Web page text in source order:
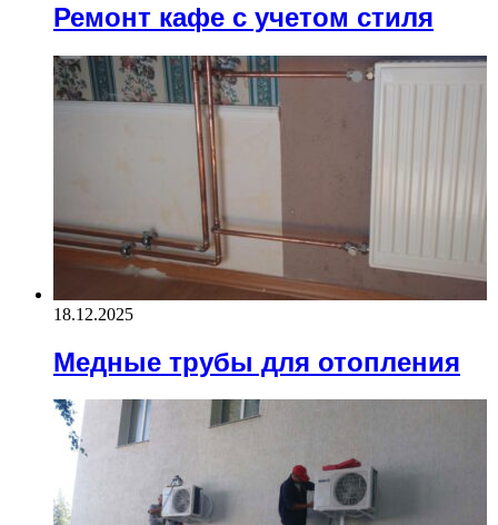
Ремонт кафе с учетом стиля
18.12.2025
Медные трубы для отопления